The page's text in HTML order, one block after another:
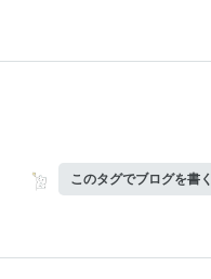
このタグでブログを書く